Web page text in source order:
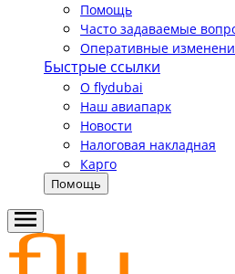
Помощь
Часто задаваемые
Оперативные
Быстрые ссылки
О flydubai
Наш авиапарк
Новости
Налоговая накладная
Карго
Помощь